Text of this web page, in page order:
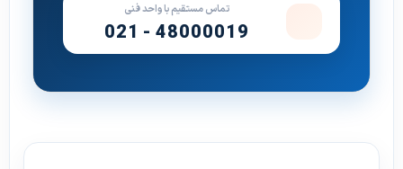
تماس مستقیم با واحد فنی
021 - 48000019